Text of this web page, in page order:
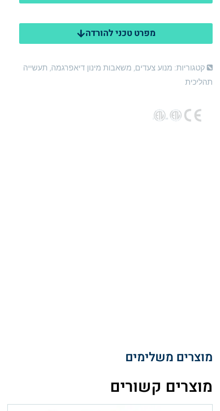
מפרט טכני להורדה
קטגוריות: מנוע צעדים, משאבות מינון דיאפרגמה, תעשייה
תהליכית
מוצרים משלימים
מוצרים קשורים